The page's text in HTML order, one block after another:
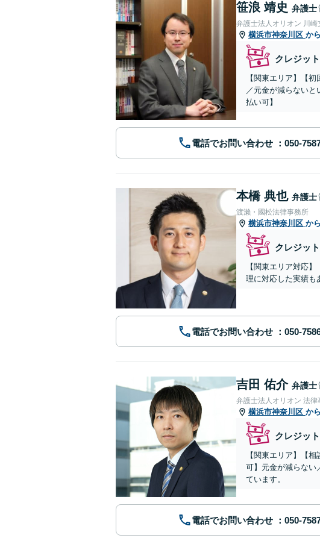
笹浪 靖史 弁護士
弁護士法人オリオン 川崎
横浜市神奈川区 か
クレジッ
【関東エリア】【
／元金が減らない
払い可】
電話でお問い合わせ
本橋 典也 弁護士
渡瀨・國松法律事務所
横浜市神奈川区 か
クレジッ
【関東エリア対応
理に対応した実績も
電話でお問い合わせ
吉田 佑介 弁護士
弁護士法人オリオン 法
横浜市神奈川区 か
クレジッ
【関東エリア】【
可】元金が減らない
ています。
電話でお問い合わせ